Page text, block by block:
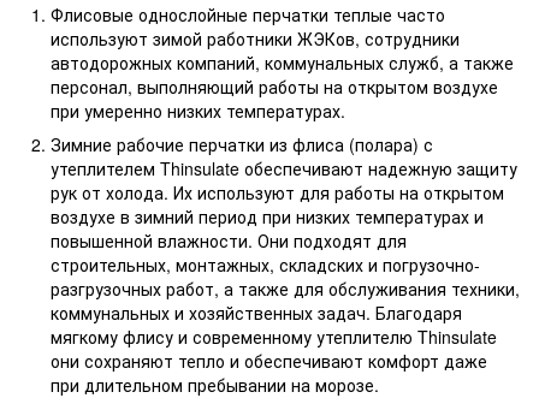
Флисовые однослойные перчатки теплые часто
используют зимой работники ЖЭКов, сотрудники
автодорожных компаний, коммунальных служб, а также
персонал, выполняющий работы на открытом воздухе
при умеренно низких температурах.
Зимние рабочие перчатки из флиса (полара) с
утеплителем Thinsulate обеспечивают надежную защиту
рук от холода. Их используют для работы на открытом
воздухе в зимний период при низких температурах и
повышенной влажности. Они подходят для
строительных, монтажных, складских и погрузочно-
разгрузочных работ, а также для обслуживания техники,
коммунальных и хозяйственных задач. Благодаря
мягкому флису и современному утеплителю Thinsulate
они сохраняют тепло и обеспечивают комфорт даже
при длительном пребывании на морозе.